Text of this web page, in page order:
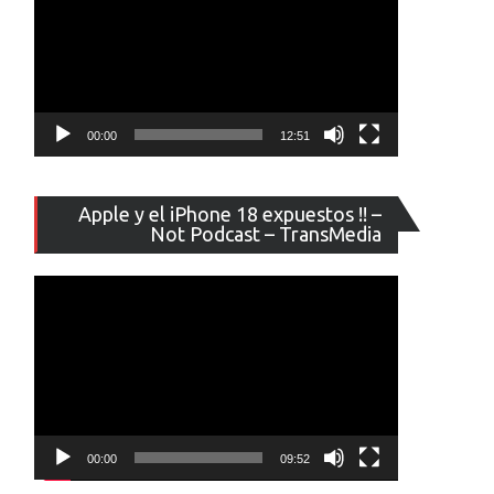
00:00 12:51
Apple y el iPhone 18 expuestos !! –
Not Podcast – TransMedia
de
vídeo
00:00 09:52